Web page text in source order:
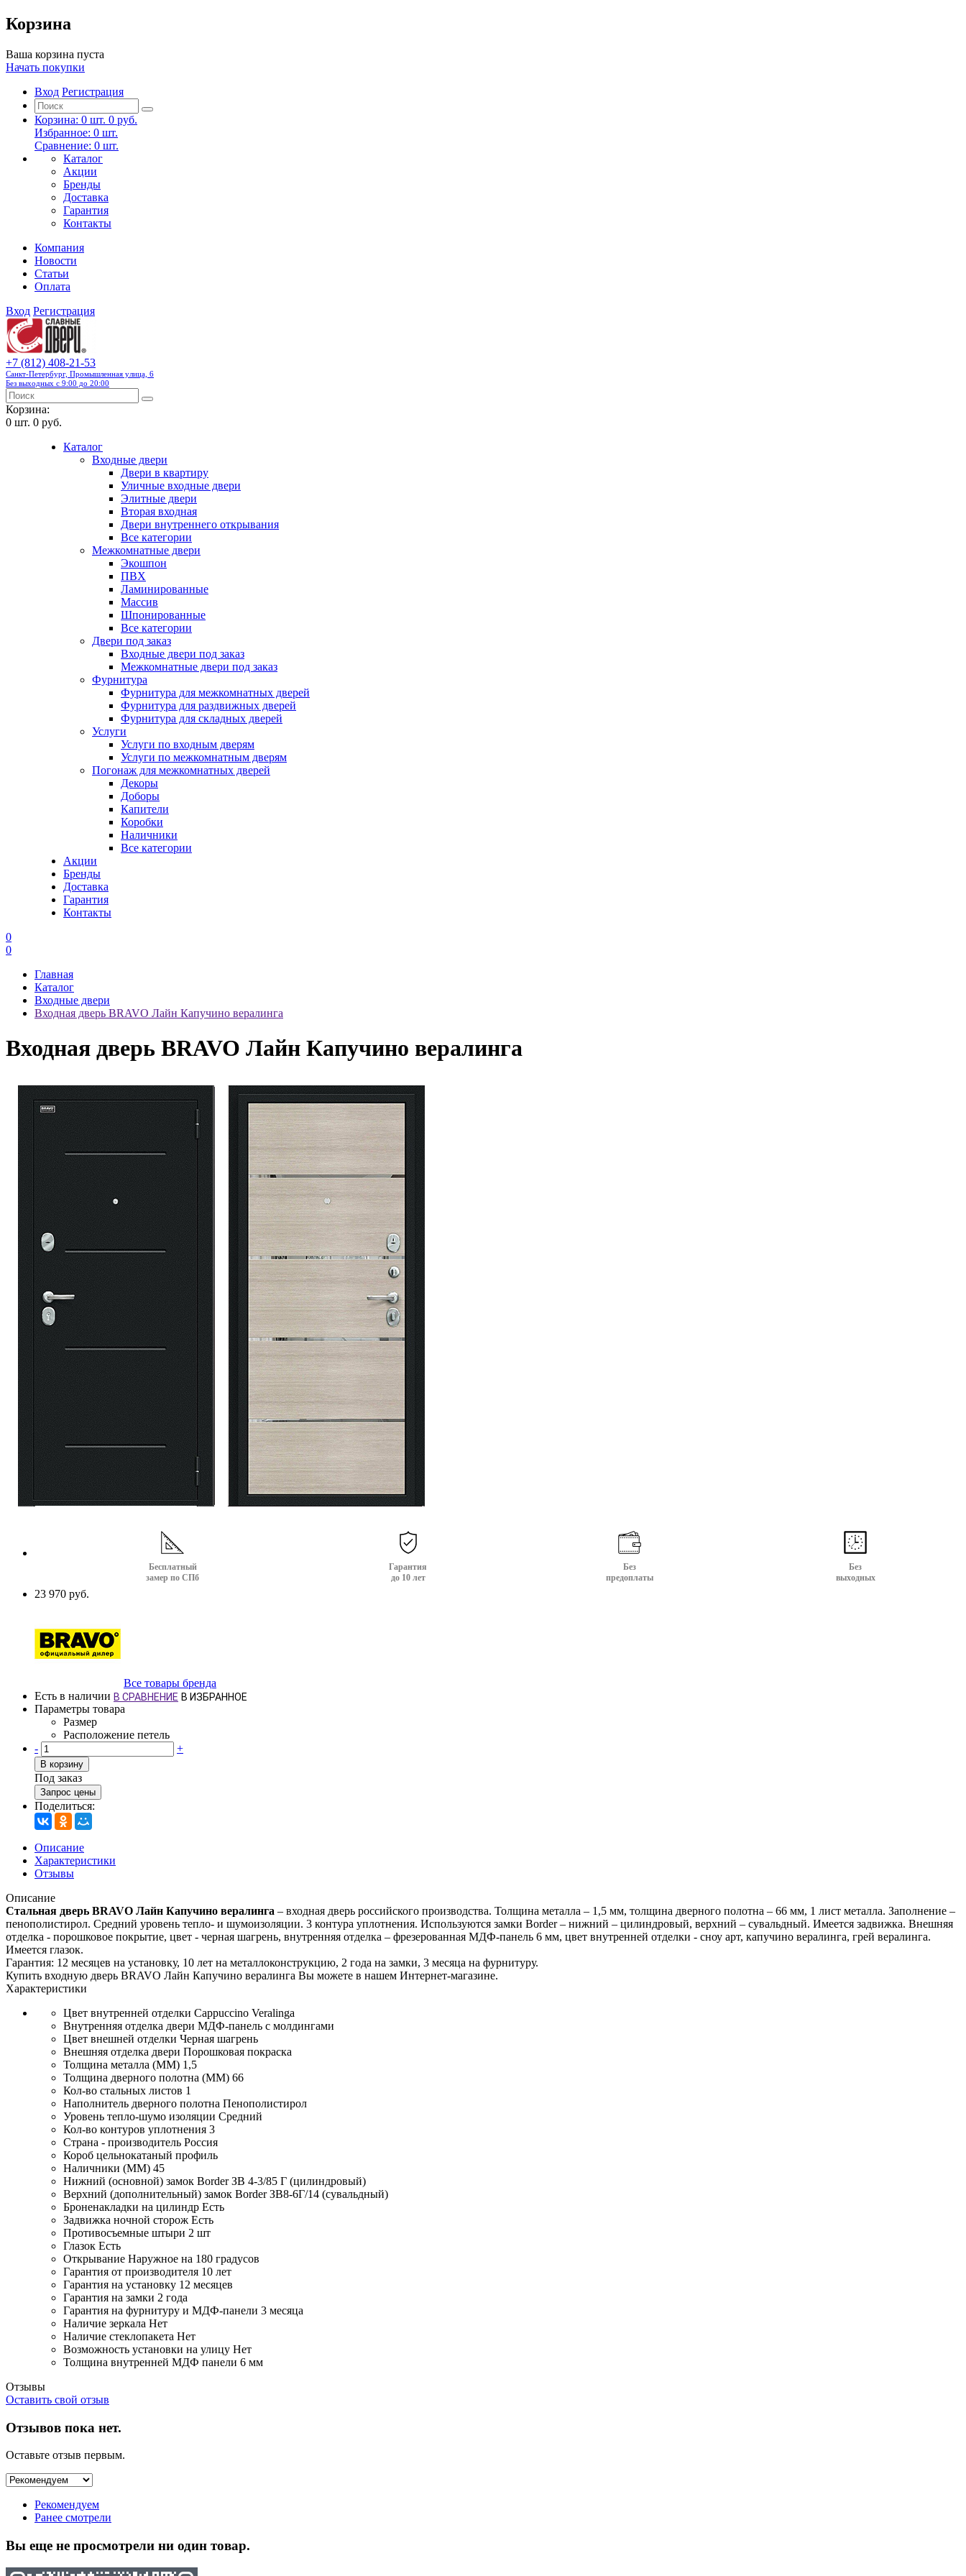
Корзина
Ваша корзина пуста
Начать покупки
Вход Регистрация
Корзина: 0 шт. 0 руб.
Избранное: 0 шт.
Сравнение: 0 шт.
Каталог
Акции
Бренды
Доставка
Гарантия
Контакты
Компания
Новости
Статьи
Оплата
Вход Регистрация
+7 (812) 408-21-53
Санкт-Петербург, Промышленная улица, 6
Без выходных с 9:00 до 20:00
Корзина:
0 шт. 0 руб.
Каталог
Входные двери
Двери в квартиру
Уличные входные двери
Элитные двери
Вторая входная
Двери внутреннего открывания
Все категории
Межкомнатные двери
Экошпон
ПВХ
Ламинированные
Массив
Шпонированные
Все категории
Двери под заказ
Входные двери под заказ
Межкомнатные двери под заказ
Фурнитура
Фурнитура для межкомнатных дверей
Фурнитура для раздвижных дверей
Фурнитура для складных дверей
Услуги
Услуги по входным дверям
Услуги по межкомнатным дверям
Погонаж для межкомнатных дверей
Декоры
Доборы
Капители
Коробки
Наличники
Все категории
Акции
Бренды
Доставка
Гарантия
Контакты
0
0
Главная
Каталог
Входные двери
Входная дверь BRAVO Лайн Капучино вералинга
Входная дверь BRAVO Лайн Капучино вералинга
Бесплатный
замер по СПб
Гарантия
до 10 лет
Без
предоплаты
Без
выходных
23 970 руб.
Все товары бренда
Есть в наличии В СРАВНЕНИЕ В ИЗБРАННОЕ
Параметры товара
Размер
Расположение петель
-
+
В корзину
Под заказ
Запрос цены
Поделиться:
Описание
Характеристики
Отзывы
Описание
Стальная дверь BRAVO Лайн Капучино вералинга – входная дверь российского производства. Толщина металла – 1,5 мм, толщина дверного полотна – 66 мм, 1 лист металла. Заполнение –
пенополистирол. Средний уровень тепло- и шумоизоляции. 3 контура уплотнения. Используются замки Border – нижний – цилиндровый, верхний – сувальдный. Имеется задвижка. Внешняя
отделка - порошковое покрытие, цвет - черная шагрень, внутренняя отделка – фрезерованная МДФ-панель 6 мм, цвет внутренней отделки - сноу арт, капучино вералинга, грей вералинга.
Имеется глазок.
Гарантия: 12 месяцев на установку, 10 лет на металлоконструкцию, 2 года на замки, 3 месяца на фурнитуру.
Купить входную дверь BRAVO Лайн Капучино вералинга Вы можете в нашем Интернет-магазине.
Характеристики
Цвет внутренней отделки Cappuccino Veralinga
Внутренняя отделка двери МДФ-панель с молдингами
Цвет внешней отделки Черная шагрень
Внешняя отделка двери Порошковая покраска
Толщина металла (ММ) 1,5
Толщина дверного полотна (ММ) 66
Кол-во стальных листов 1
Наполнитель дверного полотна Пенополистирол
Уровень тепло-шумо изоляции Средний
Кол-во контуров уплотнения 3
Страна - производитель Россия
Короб цельнокатаный профиль
Наличники (ММ) 45
Нижний (основной) замок Border ЗВ 4-3/85 Г (цилиндровый)
Верхний (дополнительный) замок Border ЗВ8-6Г/14 (сувальдный)
Броненакладки на цилиндр Есть
Задвижка ночной сторож Есть
Противосъемные штыри 2 шт
Глазок Есть
Открывание Наружное на 180 градусов
Гарантия от производителя 10 лет
Гарантия на установку 12 месяцев
Гарантия на замки 2 года
Гарантия на фурнитуру и МДФ-панели 3 месяца
Наличие зеркала Нет
Наличие стеклопакета Нет
Возможность установки на улицу Нет
Толщина внутренней МДФ панели 6 мм
Отзывы
Оставить свой отзыв
Отзывов пока нет.
Оставьте отзыв первым.
Рекомендуем
Ранее смотрели
Вы еще не просмотрели ни один товар.